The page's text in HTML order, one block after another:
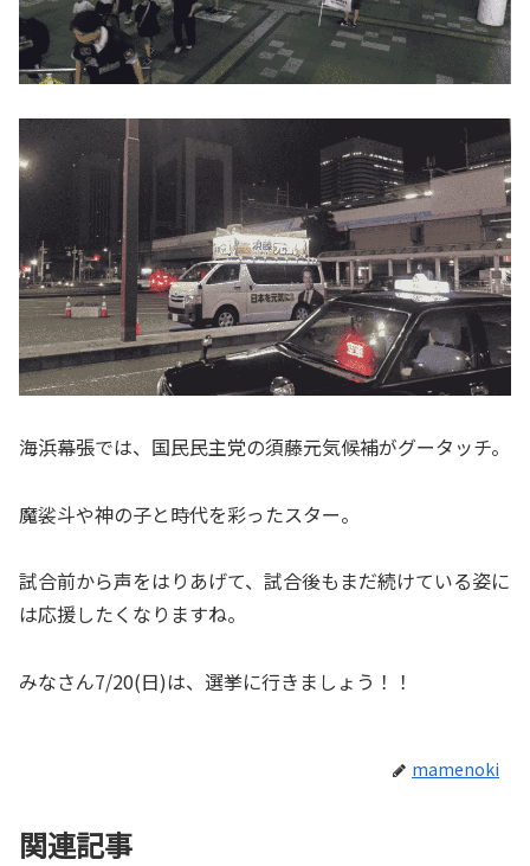
海浜幕張では、国民民主党の須藤元気候補がグータッチ。
魔裟斗や神の子と時代を彩ったスター。
試合前から声をはりあげて、試合後もまだ続けている姿に
は応援したくなりますね。
みなさん7/20(日)は、選挙に行きましょう！！
mamenoki
関連記事